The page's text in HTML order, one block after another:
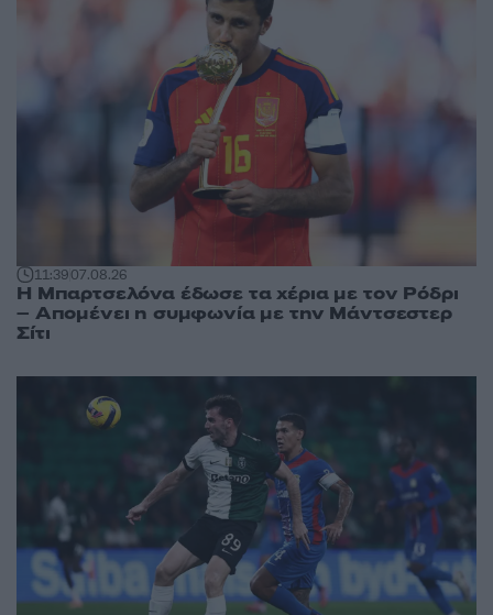
11:3907.08.26
Η Μπαρτσελόνα έδωσε τα χέρια με τον Ρόδρι
– Απομένει η συμφωνία με την Μάντσεστερ
Σίτι